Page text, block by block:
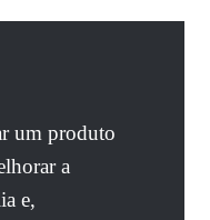
um produto
a
e,